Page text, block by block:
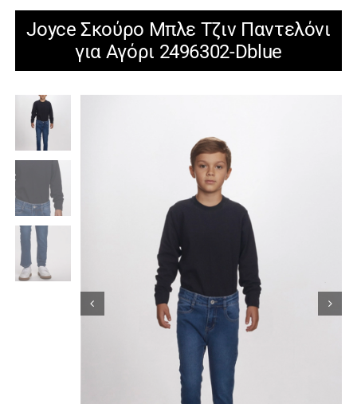
Ανδρικά
Γυναικεία
Αγόρι
Κορίτσι
Εσώρουχα
Είδη Παρέλασης
Joyce Σκούρο Μπλε Τζιν Παντελόνι
για Αγόρι 2496302-Dblue